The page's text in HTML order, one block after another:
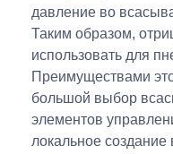
давление во
Таким образом,
использовать для
Преимуществами
большой выбор
элементов
локальное